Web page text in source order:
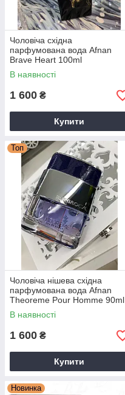
Чоловіча східна
парфумована вода Afnan
Brave Heart 100ml
В наявності
1 600 ₴
Купити
Топ
Чоловіча нішева східна
парфумована вода Afnan
Theoreme Pour Homme 90ml
В наявності
1 600 ₴
Купити
Новинка